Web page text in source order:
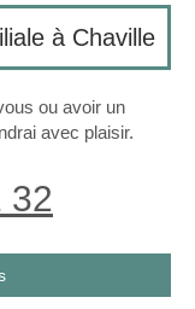
à Chaville
ou avoir un
avec plaisir.
32